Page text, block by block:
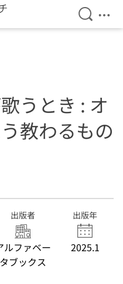
検索を
メ
うとき : オ
教わるもの
出版者
ルファベー
タブックス
出版年
2025.1